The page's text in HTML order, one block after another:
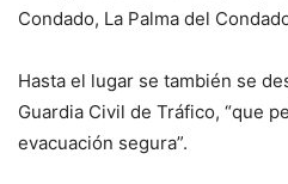
Condado, La Palma del
Hasta el lugar se también se
Guardia Civil de Tráfico, “que
evacuación segura”.